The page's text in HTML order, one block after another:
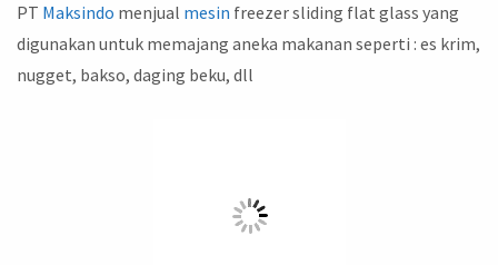
PT Maksindo menjual mesin freezer sliding flat glass yang
digunakan untuk memajang aneka makanan seperti : es krim,
nugget, bakso, daging beku, dll